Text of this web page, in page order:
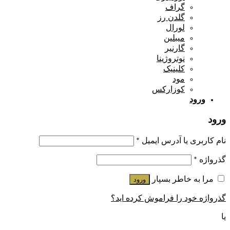
گراف
گلدن رز
لورال
میبلین
گارنیر
نوتروژینا
کلینیک
مود
کوزارکس
ورود
ورود
نام کاربری یا آدرس ایمیل *
گذرواژه *
مرا به خاطر بسپار ورود
گذرواژه خود را فراموش کرده اید؟
یا